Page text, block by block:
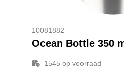
10081882
1545 op voorraad